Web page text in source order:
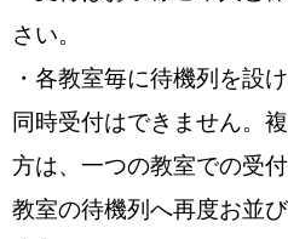
さい。
・各教室毎に待機列を設
同時受付はできません。
方は、一つの教室での受
教室の待機列へ再度お並